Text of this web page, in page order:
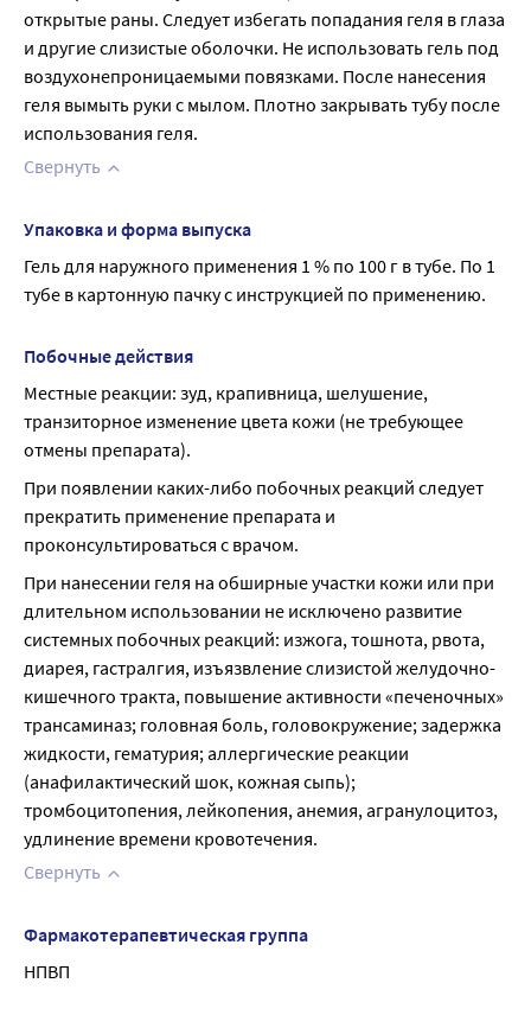
открытые раны. Следует избегать попадания геля в глаза
и другие слизистые оболочки. Не использовать гель под
воздухонепроницаемыми повязками. После нанесения
геля вымыть руки с мылом. Плотно закрывать тубу после
использования геля.
Свернуть
Упаковка и форма выпуска
Гель для наружного применения 1 % по 100 г в тубе. По 1
тубе в картонную пачку с инструкцией по применению.
Побочные действия
Местные реакции: зуд, крапивница, шелушение,
транзиторное изменение цвета кожи (не требующее
отмены препарата).
При появлении каких-либо побочных реакций следует
прекратить применение препарата и
проконсультироваться с врачом.
При нанесении геля на обширные участки кожи или при
длительном использовании не исключено развитие
системных побочных реакций: изжога, тошнота, рвота,
диарея, гастралгия, изъязвление слизистой желудочно-
кишечного тракта, повышение активности «печеночных»
трансаминаз; головная боль, головокружение; задержка
жидкости, гематурия; аллергические реакции
(анафилактический шок, кожная сыпь);
тромбоцитопения, лейкопения, анемия, агранулоцитоз,
удлинение времени кровотечения.
Свернуть
Фармакотерапевтическая группа
НПВП